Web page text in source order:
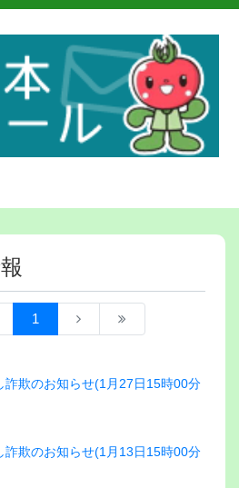
1
詐欺のお知らせ(1月27日15時00分
詐欺のお知らせ(1月13日15時00分